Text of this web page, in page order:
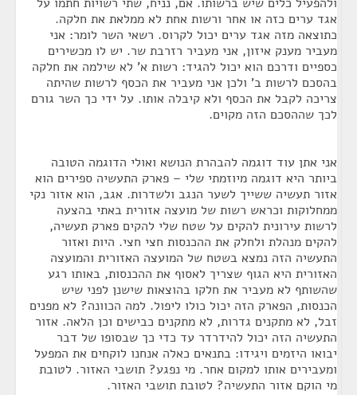
אגד ערים כזה או אחר ורשות אחת לא ממלאת את חלקה.
כתוצאה מזה אגד ערים יכול לקרוס. רשאי השר לומר: אני
מעביר מענק איזון, אני מעביר רזרבת שר. יש לו מכשירים
כספיים ודרכם הוא יכול להגיד: רשות א' לא שילמה את חלקה
בהסכם לרשות ב' ולכן אני מעביר את הכסף לרשות שהיתה
צריכה לקבל את הכסף ולא קיבלה אותו. על ידי כך השר גורם
לכך שההסכם הזה מקוים.
אני אתן עוד דוגמה להבהרת הנושא ואולי הדוגמה הטובה
ביותר היא דוגמה מיוזמתי שלי – פארק התעשיה ספירים הוא
אזור תעשיה ששייך לשער הנגב ולשדרות. אגב, הוא אזור נקי
ממחלוקות וכראש רשות של מועצה אזורית באתי בהצעה
לרשות עירונית להקים על שטח שלי להקים פארק תעשיה,
להקים מנהלת ולחלק את ההכנסות חצי חצי. היות ואזור
התעשיה הזה נמצא בשטח של המועצה האזורית והמועצה
האזורית היא הגוף שצריך לאסוף את ההכנסות, באותו רגע
שהשותף לא מעביר את חלקו בהוצאות שישנן לפני שיש
הכנסות, הפארק הזה יכול כולו ליפול. למה הכוונה? לא מפנים
זבל, לא מתקנים גדרות, לא מתקנים כבישים וכן הלאה. אזור
התעשיה הזה יכול להידרדר עד כדי כך שבסופו של דבר
יבואו היזמים ויגידו: בתנאים כאלה אנחנו לוקחים את המפעל
ומעבירים אותו למקום אחר. מי נפגע? תושבי האזור. לטובת
מי הוקם אזור התעשיה? לטובת תושבי האזור.